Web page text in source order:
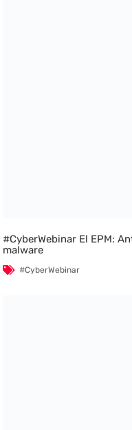
#CyberWebinar El EPM:
malware
#CyberWebinar